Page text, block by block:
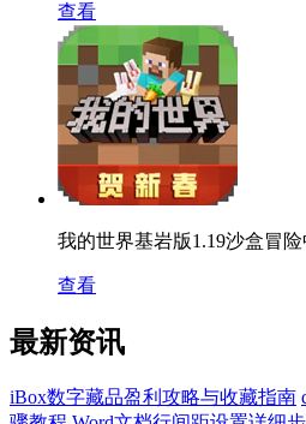
查看
我的世界基岩版1.19沙盒冒险
查看
最新资讯
iBox数字藏品盈利攻略与收藏指南